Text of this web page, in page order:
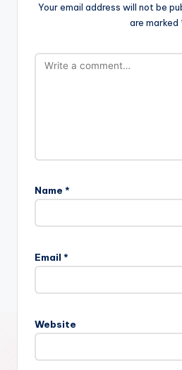
Your email address will not be
are marked
Name *
Email *
Website